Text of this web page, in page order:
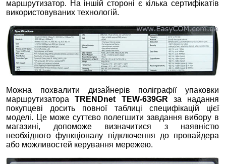
маршрутизатор. На іншій стороні є кілька сертифікатів
використовуваних технологій.
Можна похвалити дизайнерів поліграфії упаковки
маршрутизатораTRENDnet TEW-639GR за надання
покупцеві досить повної таблиці специфікацій цієї
моделі. Це може суттєво полегшити завдання вибору в
магазині, допоможе визначитися з наявністю
необхідного функціоналу підключення до провайдера
або можливостей керування мережею.